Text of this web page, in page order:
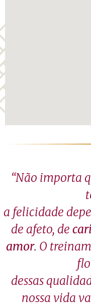
“Não importa
a felicidade
de afeto, de
amor. O
dessas
nossa vida